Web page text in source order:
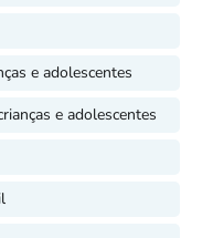
e adolescentes
e adolescentes